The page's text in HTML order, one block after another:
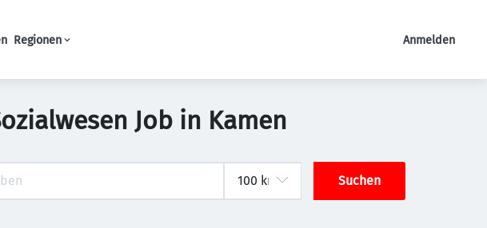
Regionen Anmelden
Job in Kamen
Suchen